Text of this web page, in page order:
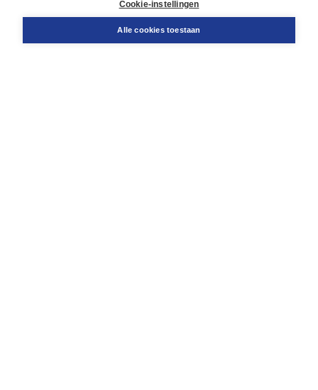
Cookie-instellingen
Alle cookies toestaan